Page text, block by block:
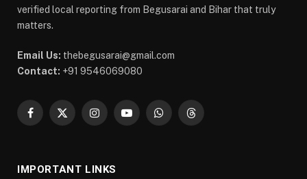
verified local reporting from Begusarai and Bihar that truly
matters.
Email Us: thebegusarai@gmail.com
Contact: +91 9546069080
Facebook
X
InstagramYouTubeWhatsAppThreads
IMPORTANT LINKS